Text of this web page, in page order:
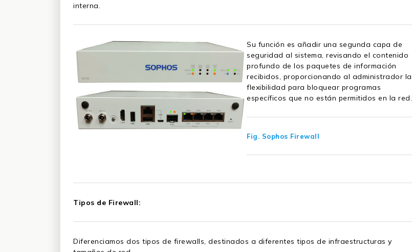
interna.
Su función es añadir una segunda capa de
seguridad al sistema, revisando el contenido
profundo de los paquetes de información
recibidos, proporcionando al administrador la
flexibilidad para bloquear programas
específicos que no están permitidos en la red.
Fig. Sophos Firewall
Tipos de Firewall:
Diferenciamos dos tipos de firewalls, destinados a diferentes tipos de infraestructuras y